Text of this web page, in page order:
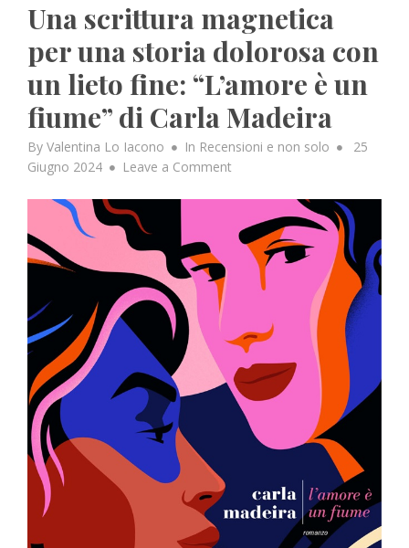
Una scrittura magnetica
per una storia dolorosa con
un lieto fine: “L’amore è un
fiume” di Carla Madeira
By Valentina Lo Iacono In Recensioni e non solo
Posted
25
Giugno 2024
Leave a Comment
magnetica
per
storia
un
lieto
fine:
“L’amore
Carla